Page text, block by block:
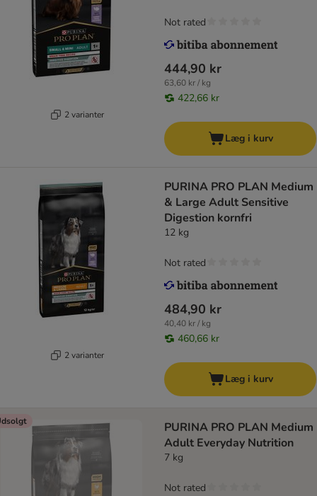
2 varianter
444,90 kr
63,60 kr / kg
422,66 kr
Not rated
Læg i kurv
2 varianter
PURINA PRO PLAN Medium
& Large Adult Sensitive
Digestion kornfri
12 kg
484,90 kr
40,40 kr / kg
460,66 kr
Not rated
Læg i kurv
PURINA PRO PLAN Medium
Adult Everyday Nutrition
7 kg
Not rated